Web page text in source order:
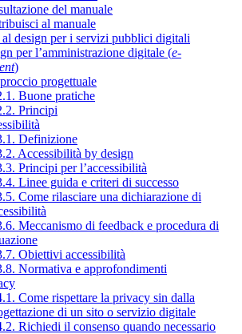
del manuale
al manuale
design per i servizi pubblici digitali
per l’amministrazione digitale (e-
)
progettuale
Buone pratiche
Principi
Definizione
Accessibilità by design
Principi per l’accessibilità
Linee guida e criteri di successo
Come rilasciare una dichiarazione di
Meccanismo di feedback e procedura di
Obiettivi accessibilità
Normativa e approfondimenti
Come rispettare la privacy sin dalla
di un sito o servizio digitale
Richiedi il consenso quando necessario